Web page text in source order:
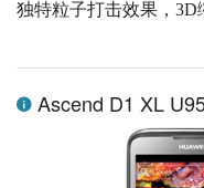
独特粒子打击效果， 3D
Ascend D1 XL